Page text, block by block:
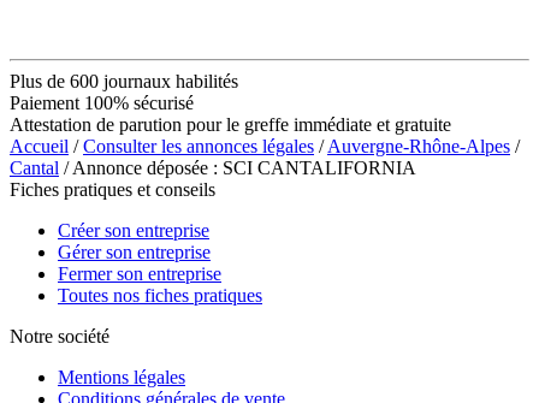
Plus de 600 journaux habilités
Paiement 100% sécurisé
Attestation de parution pour le greffe immédiate et gratuite
Accueil /Consulter les annonces légales /Auvergne-Rhône-Alpes /
Cantal / Annonce déposée : SCI CANTALIFORNIA
Fiches pratiques et conseils
Créer son entreprise
Gérer son entreprise
Fermer son entreprise
Toutes nos fiches pratiques
Notre société
Mentions légales
Conditions générales de vente